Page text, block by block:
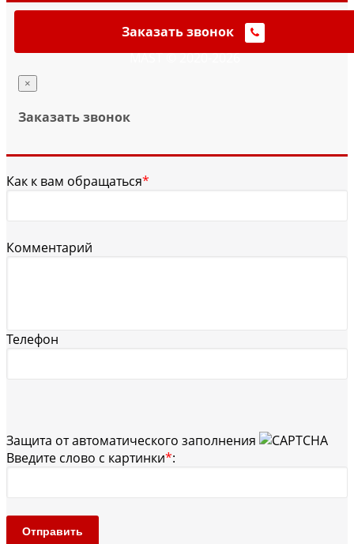
Заказать звонок
MAST © 2020-2026
×
Заказать звонок
Как к вам обращаться*
Комментарий
Телефон
Защита от автоматического заполнения
Введите слово с картинки*:
Отправить